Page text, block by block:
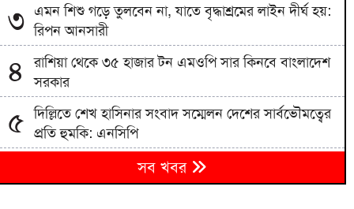
৩ এমন শিশু গড়ে তুলবেন না, যাতে বৃদ্ধাশ্রমের লাইন দীর্ঘ হয়:
রিপন আনসারী
৪
রাশিয়া থেকে ৩৫ হাজার টন এমওপি সার কিনবে বাংলাদেশ
সরকার
৫ দিল্লিতে শেখ হাসিনার সংবাদ সম্মেলন দেশের সার্বভৌমত্বের
প্রতি হুমকি: এনসিপি
বিএনপিতে রাষ্ট্রপতি নির্বাচন ঘিরে নানা সমীকরণ, সিদ্ধান্ত
নেবেন তারেক রহমান
সব খবর